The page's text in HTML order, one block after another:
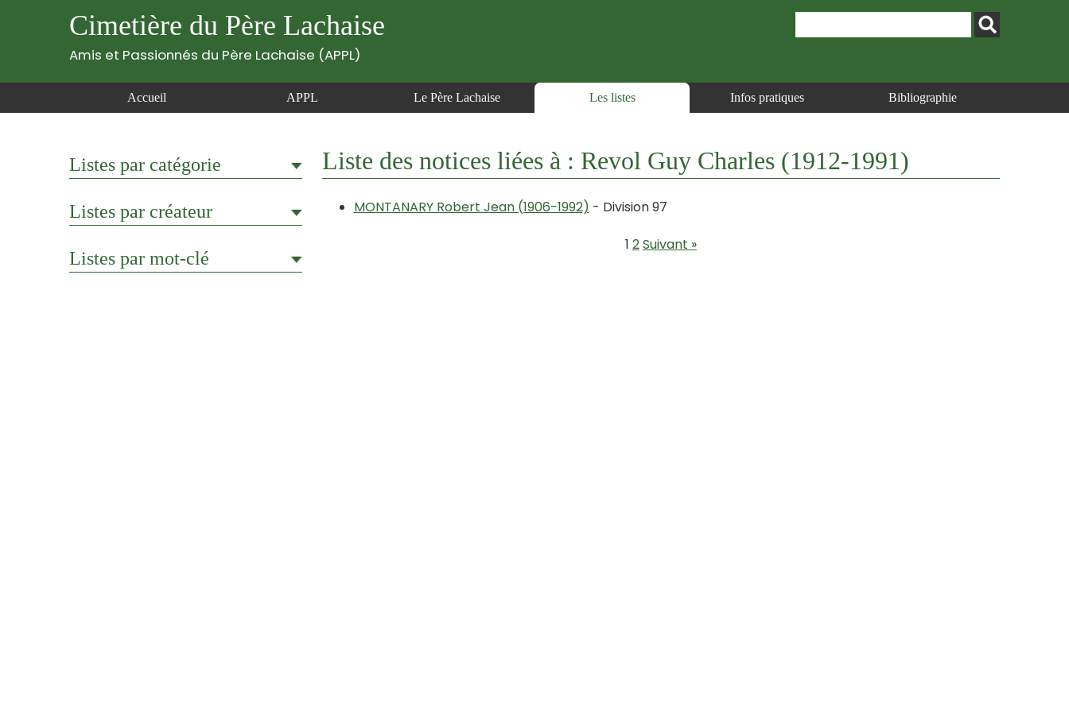
Cimetière du Père Lachaise
Amis et Passionnés du Père Lachaise (APPL)
Accueil APPL Le Père Lachaise Les listes Infos pratiques Bibliographie
Listes par catégorie
Listes par créateur
Listes par mot-clé
Liste des notices liées à : Revol Guy Charles (1912-1991)
MONTANARY Robert Jean (1906-1992) - Division 97
1 2Suivant »